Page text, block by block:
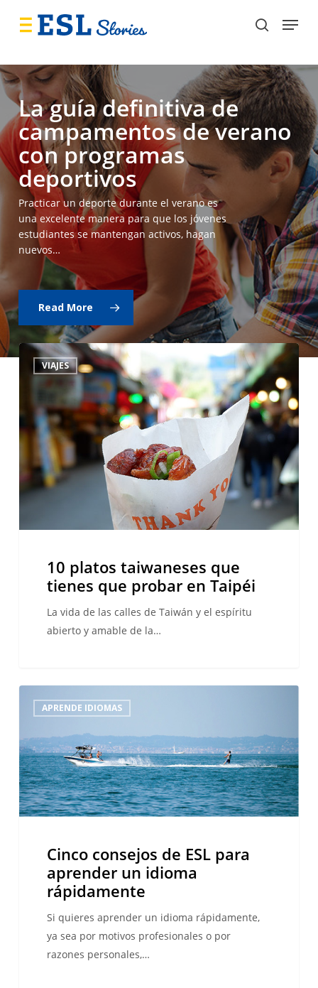
content
search
Menu
La guía definitiva de
campamentos de verano
con programas
deportivos
Practicar un deporte durante el verano es
una excelente manera para que los jóvenes
estudiantes se mantengan activos, hagan
nuevos…
Read More
platos
taiwaneses
tienes
que
probar
en
Taipéi
VIAJES
10 platos taiwaneses que
tienes que probar en Taipéi
La vida de las calles de Taiwán y el espíritu
abierto y amable de la…
consejos
ESL
para
aprender
un
APRENDE IDIOMAS
Cinco consejos de ESL para
aprender un idioma
rápidamente
Si quieres aprender un idioma rápidamente,
ya sea por motivos profesionales o por
razones personales,…